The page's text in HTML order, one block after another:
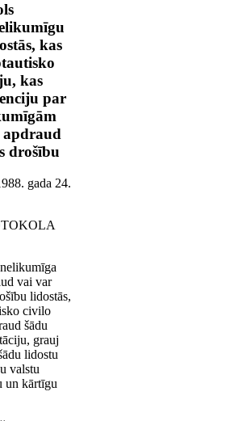
kas
kas
par
drošību
gada 24.
vai var
lidostās,
civilo
šādu
grauj
lidostu
valstu
un kārtīgu